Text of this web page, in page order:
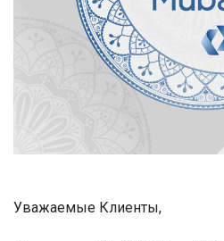
Уважаемые Клиенты,